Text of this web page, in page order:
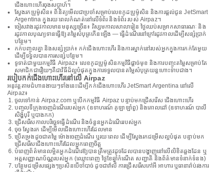
ជើងហោះហើរចុងសប្តាហ៍។
ស្វែងរកប្រូម៉ូសិន៖ ពិនិត្យមើលជាប្រចាំសម្រាប់លេខកូដប្រូម៉ូសិន និងការផ្តល់ជូន JetSmart
Argentina ក្នុងរយៈពេលកំណត់នៅលើទំព័រ និងទំព័រ របស់ Airpaz។
ចៀសវាងរដូវកាលមានមនុស្សច្រើន៖ វិស្សមកាលសាលារៀន ថ្ងៃឈប់សម្រាកសាធារណៈ និង
រដូវកាលបុណ្យទានធ្វើឱ្យតម្លៃសំបុត្រកើនឡើង — ធ្វើដំណើរនៅក្រៅរដូវកាលដើម្បីសន្សំប្រាក់
បន្ថែម។
កក់បញ្ចូលគ្នា និងសន្សំប្រាក់៖ កក់ជើងហោះហើរ និងការស្នាក់នៅរបស់អ្នកក្នុងការកក់តែមួយ
ដើម្បីទទួលបានការសន្សំបន្ថែម។
ទូទាត់ជាមួយកម្មវិធី Airpaz៖ លេខកូដប្រូម៉ូសិនកម្មវិធីផ្តាច់មុខ និងការបញ្ចុះតម្លៃសម្រាប់តែ
សមាជិកជារឿយៗគឺជាវិធីដ៏ល្អបំផុតក្នុងការទទួលបានតម្លៃសំបុត្រយន្តហោះទាបជាង។
របៀបកក់ជើងហោះហើរនៅលើ Airpaz
អនុវត្តតាមជំហានងាយៗទាំងនេះដើម្បីកក់ជើងហោះហើរ JetSmart Argentina នៅលើ
Airpaz៖
ចូលទៅកាន់ Airpaz.com ឬបើកកម្មវិធី Airpaz បន្ទាប់មកជ្រើសរើស ជើងហោះហើរ
បញ្ចូលទីក្រុងចេញដំណើររបស់អ្នក (ឧទាហរណ៍ គូឡាឡាំពួ) និងគោលដៅ (ឧទាហរណ៍ បាលី
សិង្ហបុរី ឬបាងកក)
ជ្រើសរើសកាលបរិច្ឆេទធ្វើដំណើរ និងចំនួនអ្នកដំណើររបស់អ្នក
ចុច ស្វែងរក ដើម្បីមើលជើងហោះហើរដែលមាន
ប្រើតម្រងដូចជាតម្លៃ ម៉ោងចេញដំណើរ ឬរយៈពេល ដើម្បីស្វែងរកជម្រើសល្អបំផុត បន្ទាប់មក
ជ្រើសរើសជើងហោះហើរដែលអ្នកពេញចិត្ត
បំពេញព័ត៌មានលម្អិតអ្នកដំណើរឱ្យបានត្រឹមត្រូវដូចដែលបានបង្ហាញនៅលើលិខិតឆ្លងដែន ឬ
អត្តសញ្ញាណប័ណ្ណរបស់អ្នក (ឈ្មោះពេញ ថ្ងៃខែឆ្នាំកំណើត សញ្ជាតិ និងព័ត៌មានទំនាក់ទំនង)
បន្ថែមជម្រើសផ្សេងៗប្រសិនបើចាំបាច់ ដូចជាវ៉ាលី ការជ្រើសរើសកៅអី អាហារ ឬធានារ៉ាប់រងការ